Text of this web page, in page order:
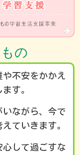
の
不安をかかえ
す。
いながら、今で
ていきます。
心して過ごすな